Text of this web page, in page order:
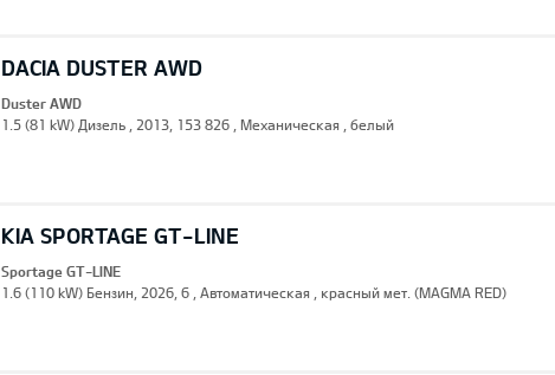
DACIA DUSTER AWD
Duster AWD
1.5 (81 kW) Дизель , 2013, 153 826 , Механическая , белый
KIA SPORTAGE GT-LINE
Sportage GT-LINE
1.6 (110 kW) Бензин, 2026, 6 , Автоматическая , красный мет. (MAGMA RED)